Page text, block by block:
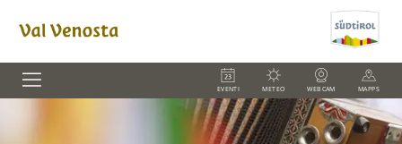
EVENTI METEO WEBCAM MAPPS